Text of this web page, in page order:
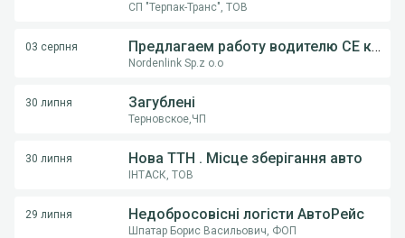
СП "Терпак-Транс", ТОВ
03 серпня Предлагаем работу водителю СE категории на грузовом автовозе
Nordenlink Sp.z o.o
30 липня Загублені
Терновское,ЧП
30 липня Нова ТТН . Місце зберігання авто
ІНТАСК, ТОВ
29 липня Недобросовісні логісти АвтоРейс
Шпатар Борис Васильович, ФОП